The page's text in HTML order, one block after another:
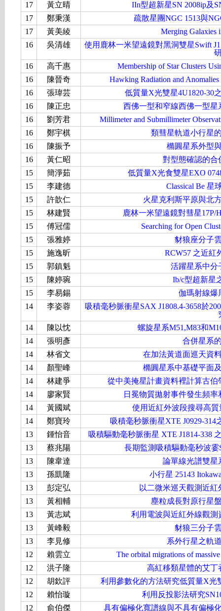
17
黃立晴
IIn型超新星SN 2008ip及
17
鄭秉漢
疏散星團NGC 1513與
17
黃美綾
Merging Galaxies
16
吳清雄
使用鹿林一米望遠鏡對黑洞雙星Swift
16
高千惠
Membership of Star Clusters
16
陳晉奇
Hawking Radiation and
16
張瑋芸
低質量X光雙星4U1820-30
16
陳正忠
西佛一型和窄線西佛一型
16
劉芳君
Millimeter and Submillimeter
16
鄭宇棋
類彗星軌道小行星
16
陳振予
橢圓星系外型
16
黃仁昭
對型態確認的合
15
簡淨茹
低質量X光食雙星EXO
15
李建德
Classical Be 星
15
許歆仁
火星克利斯平原與北
15
林建賢
鹿林一米望遠鏡對彗星17P/
15
傅冠儒
Searching for Open
15
張雅婷
豺狼座分子
15
施逸昕
RCW57 之近紅
15
郭鎮魁
活躍星系中分
15
陳婷琬
Ib/c型超新星
15
李易錫
伽瑪射線爆
14
李姿蓉
吸積毫秒脈衝星SAX J1808.4-3658於
14
陳以忱
螺旋星系M51,M83和
14
張明彥
合併星系
14
林省文
在加法黃道面巡天資
14
顏聖峰
橢圓星系中基礎平面
14
林建爭
從中美掩星計畫資料裡計算古
14
廖家賢
日冕物質拋射事件發生頻
14
黃國斌
使用近紅外波段搜尋高
14
鄭寶玲
吸積毫秒脈衝星XTE J0929-
13
鍾怡音
吸積驅動毫秒脈衝星 XTE J1814-338
13
蔡兆陽
長期監測吸積驅動毫秒波霎
13
陳韋達
論單線光譜雙星
13
孫凱隆
小行星 25143
13
彭定弘
以二微米巡天觀測近
13
黃相輔
塵粒成長對原行星
13
黃志斌
利用電波與近紅外線觀
13
黃峰毅
豺狼三分子
13
李見修
系外行星之軌
12
賴雲立
The orbital migrations of
12
洪子隆
高紅移類星體的艾丁
12
胡欽評
利用參數化的方法研究低質量X光
12
賴怡璇
利用反投影法研究
12
俞伯傑
具有偏極化寬譜線與不具有偏極